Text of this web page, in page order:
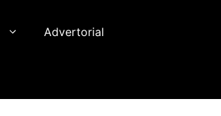
Advertorial